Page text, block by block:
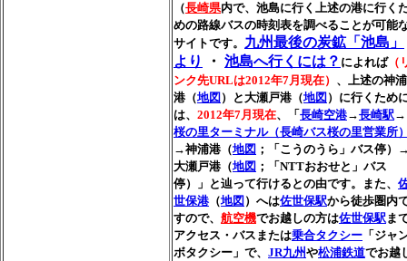
（長崎県内で、池島に行く上述の港に行く
めの路線バスの時刻表を調べることが可能
サイトです。 九州最後の炭鉱「池島」
より
・ 池島へ行くには？ によれば（
ンク先URLは2012年7月現在） 、上述の神浦
港（地図 ）と大瀬戸港（地図 ）に行くため
は、 2012年7月現在、「 長崎空港→長崎駅→
桜の里ターミナル（長崎バス桜の里営業所
→神浦港（地図 ；「こうのうら」バス停）
大瀬戸港（地図 ；「NTTおおせと」バス
停）」と辿って行けるとの由です。また、
世保港 （地図 ）へは佐世保駅から徒歩圏内
すので、 航空機でお越しの方は佐世保駅ま
アクセス・バスまたは乗合タクシー 「ジャ
ボタクシー」で、 JR九州や松浦鉄道でお越